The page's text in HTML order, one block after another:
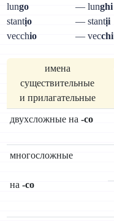
lungo — lunghi
stantịo — stantịi
vecchio — vecchi
имена
существительные
и прилагательные
двухсложные на-co
многосложные
на-co